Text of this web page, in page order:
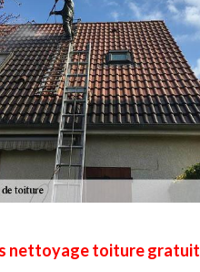
nettoyage toiture gratuit